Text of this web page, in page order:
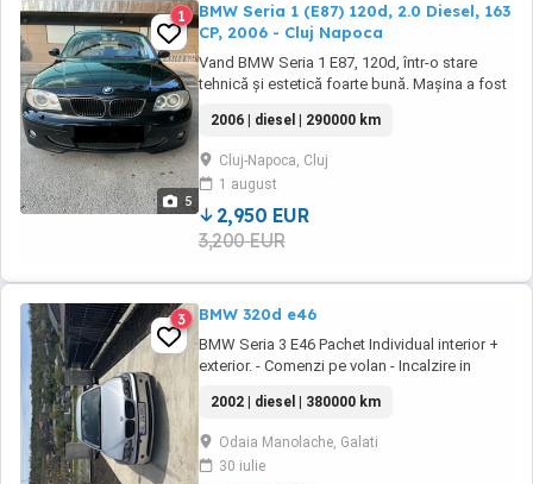
5
1
BMW Seria 1 (E87) 120d, 2.0 Diesel, 163
CP, 2006 - Cluj Napoca
Vand BMW Seria 1 E87, 120d, într-o stare
tehnică și estetică foarte bună. Mașina a fost
noul proprietar. Are un istoric clar: un singur
proprietar în România în ultimii 10 ani, iar
anterior a avut un singur proprietar în
Germania. Motorul de 2.0 diesel ...
2006 | diesel | 290000 km
Cluj-Napoca, Cluj
1 august
2,950 EUR
3,200 EUR
3 BMW 320d e46
BMW Seria 3 E46 Pachet Individual interior +
exterior. - Comenzi pe volan - Incalzire in
bord - Senzori de ploaie - Senzori de parcare
spate - Navigație - Proiectoare ceata - Clima
automata - Jante aliaj - Anvelope AllSeason
DOT 2025 Masina ruleaza zilnic, ...
2002 | diesel | 380000 km
Odaia Manolache, Galati
30 iulie